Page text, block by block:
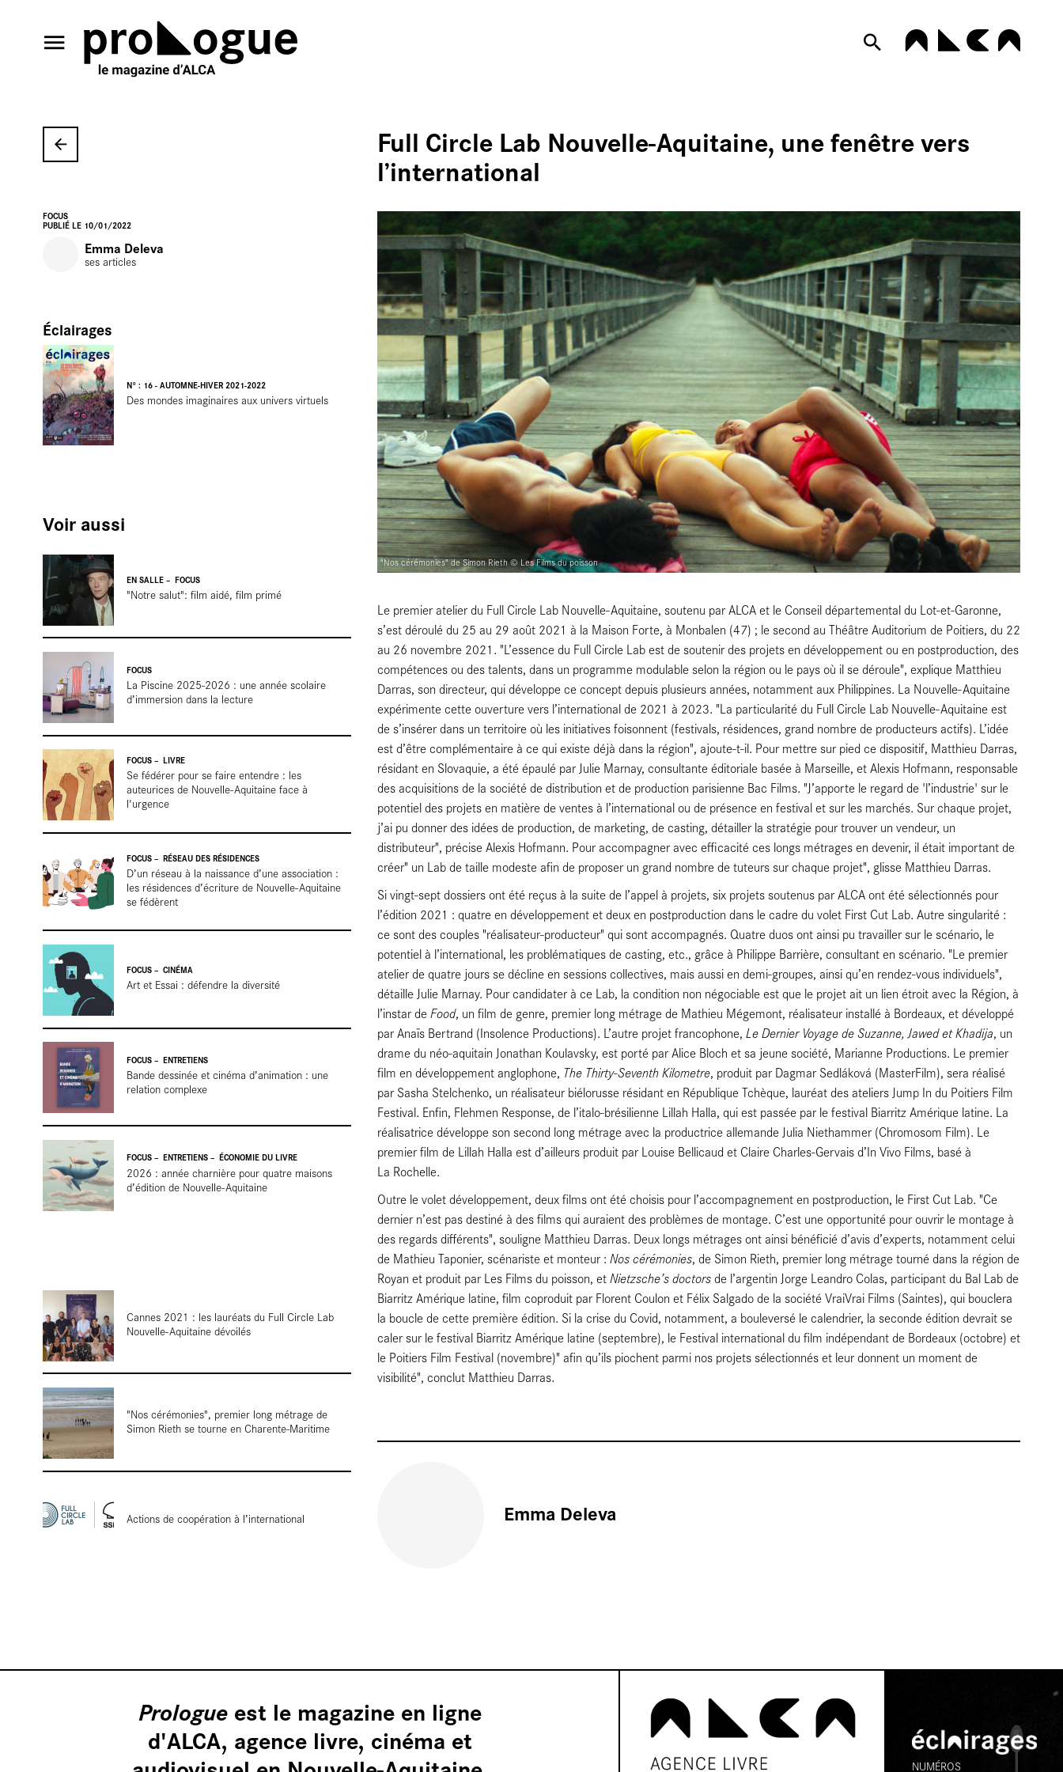
Full Circle Lab Nouvelle-Aquitaine, une fenêtre vers
l’international
FOCUS
PUBLIÉ LE 10/01/2022
Emma Deleva
ses articles
"Nos cérémonies" de Simon Rieth © Les Films du poisson
Le premier atelier du Full Circle Lab Nouvelle-Aquitaine, soutenu par ALCA et le Conseil départemental du Lot-et-Garonne,
s’est déroulé du 25 au 29 août 2021 à la Maison Forte, à Monbalen (47) ; le second au Théâtre Auditorium de Poitiers, du 22
au 26 novembre 2021. "L’essence du Full Circle Lab est de soutenir des projets en développement ou en postproduction, des
compétences ou des talents, dans un programme modulable selon la région ou le pays où il se déroule", explique Matthieu
Darras, son directeur, qui développe ce concept depuis plusieurs années, notamment aux Philippines. La Nouvelle-Aquitaine
expérimente cette ouverture vers l’international de 2021 à 2023. "La particularité du Full Circle Lab Nouvelle-Aquitaine est
de s’insérer dans un territoire où les initiatives foisonnent (festivals, résidences, grand nombre de producteurs actifs). L’idée
est d’être complémentaire à ce qui existe déjà dans la région", ajoute-t-il. Pour mettre sur pied ce dispositif, Matthieu Darras,
résidant en Slovaquie, a été épaulé par Julie Marnay, consultante éditoriale basée à Marseille, et Alexis Hofmann, responsable
des acquisitions de la société de distribution et de production parisienne Bac Films. "J’apporte le regard de 'l’industrie' sur le
potentiel des projets en matière de ventes à l’international ou de présence en festival et sur les marchés. Sur chaque projet,
j’ai pu donner des idées de production, de marketing, de casting, détailler la stratégie pour trouver un vendeur, un
distributeur", précise Alexis Hofmann. Pour accompagner avec efficacité ces longs métrages en devenir, il était important de
créer" un Lab de taille modeste afin de proposer un grand nombre de tuteurs sur chaque projet", glisse Matthieu Darras.
Si vingt-sept dossiers ont été reçus à la suite de l’appel à projets, six projets soutenus par ALCA ont été sélectionnés pour
l’édition 2021 : quatre en développement et deux en postproduction dans le cadre du volet First Cut Lab. Autre singularité :
ce sont des couples "réalisateur-producteur" qui sont accompagnés. Quatre duos ont ainsi pu travailler sur le scénario, le
potentiel à l’international, les problématiques de casting, etc., grâce à Philippe Barrière, consultant en scénario. "Le premier
atelier de quatre jours se décline en sessions collectives, mais aussi en demi-groupes, ainsi qu’en rendez-vous individuels",
détaille Julie Marnay. Pour candidater à ce Lab, la condition non négociable est que le projet ait un lien étroit avec la Région, à
l’instar deFood, un film de genre, premier long métrage de Mathieu Mégemont, réalisateur installé à Bordeaux, et développé
par Anaïs Bertrand (Insolence Productions). L’autre projet francophone,Le Dernier Voyage de Suzanne, Jawed et Khadija, un
drame du néo-aquitain Jonathan Koulavsky, est porté par Alice Bloch et sa jeune société, Marianne Productions. Le premier
film en développement anglophone, The Thirty-Seventh Kilometre, produit par Dagmar Sedláková (MasterFilm), sera réalisé
par Sasha Stelchenko, un réalisateur biélorusse résidant en République Tchèque, lauréat des ateliers Jump In du Poitiers Film
Festival. Enfin, Flehmen Response, de l’italo-brésilienne Lillah Halla, qui est passée par le festival Biarritz Amérique latine. La
réalisatrice développe son second long métrage avec la productrice allemande Julia Niethammer (Chromosom Film). Le
premier film de Lillah Halla est d’ailleurs produit par Louise Bellicaud et Claire Charles-Gervais d’In Vivo Films, basé à
La Rochelle.
Outre le volet développement, deux films ont été choisis pour l’accompagnement en postproduction, le First Cut Lab. "Ce
dernier n’est pas destiné à des films qui auraient des problèmes de montage. C’est une opportunité pour ouvrir le montage à
des regards différents", souligne Matthieu Darras. Deux longs métrages ont ainsi bénéficié d’avis d’experts, notamment celui
de Mathieu Taponier, scénariste et monteur :Nos cérémonies, de Simon Rieth, premier long métrage tourné dans la région de
Royan et produit par Les Films du poisson, etNietzsche’s doctorsde l’argentin Jorge Leandro Colas, participant du Bal Lab de
Biarritz Amérique latine, film coproduit par Florent Coulon et Félix Salgado de la société VraiVrai Films (Saintes), qui bouclera
la boucle de cette première édition. Si la crise du Covid, notamment, a bouleversé le calendrier, la seconde édition devrait se
caler sur le festival Biarritz Amérique latine (septembre), le Festival international du film indépendant de Bordeaux (octobre) et
le Poitiers Film Festival (novembre)" afin qu’ils piochent parmi nos projets sélectionnés et leur donnent un moment de
visibilité", conclut Matthieu Darras.
Emma Deleva
Éclairages
N° : 16 - AUTOMNE-HIVER 2021-2022
Des mondes imaginaires aux univers virtuels
Voir aussi
EN SALLE FOCUS
"Notre salut": film aidé, film primé
FOCUS
La Piscine 2025-2026 : une année scolaire
d’immersion dans la lecture
FOCUS LIVRE
Se fédérer pour se faire entendre : les
auteurices de Nouvelle-Aquitaine face à
l'urgence
FOCUS RÉSEAU DES RÉSIDENCES
D’un réseau à la naissance d’une association :
les résidences d’écriture de Nouvelle-Aquitaine
se fédèrent
FOCUS CINÉMA
Art et Essai : défendre la diversité
FOCUS ENTRETIENS
Bande dessinée et cinéma d’animation : une
relation complexe
FOCUS ENTRETIENS ÉCONOMIE DU LIVRE
2026 : année charnière pour quatre maisons
d’édition de Nouvelle-Aquitaine
Cannes 2021 : les lauréats du Full Circle Lab
Nouvelle-Aquitaine dévoilés
"Nos cérémonies", premier long métrage de
Simon Rieth se tourne en Charente-Maritime
Actions de coopération à l’international
Prologue est le magazine en ligne
d'ALCA, agence livre, cinéma et
NUMÉROS
En librairie
En
résidence
Cartes
blanches
Entretiens
Focus
Reportages
Terre de
tournages
Nos vidéos
LES PLUMES DE
ÉCLAIRAGES
ARCHIVES